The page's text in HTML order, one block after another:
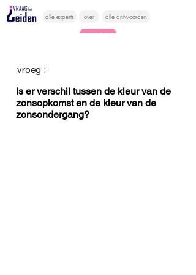
alle experts over alle antwoorden
vragen lessen
vroeg :
Is er verschil tussen de kleur van de
zonsopkomst en de kleur van de
zonsondergang?